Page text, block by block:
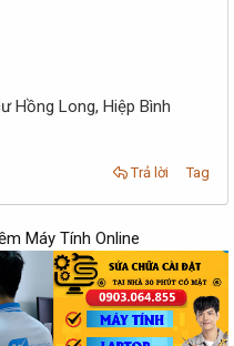
Hồng Long, Hiệp Bình
Trả lời Tag
Máy Tính Online